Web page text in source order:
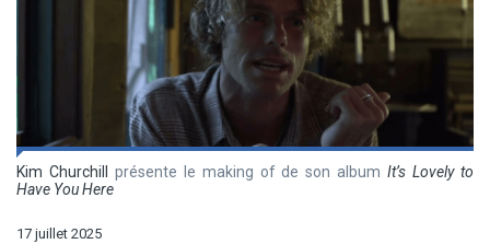
Kim Churchill présente le making of de son albumIt’s Lovely to
Have You Here
17 juillet 2025